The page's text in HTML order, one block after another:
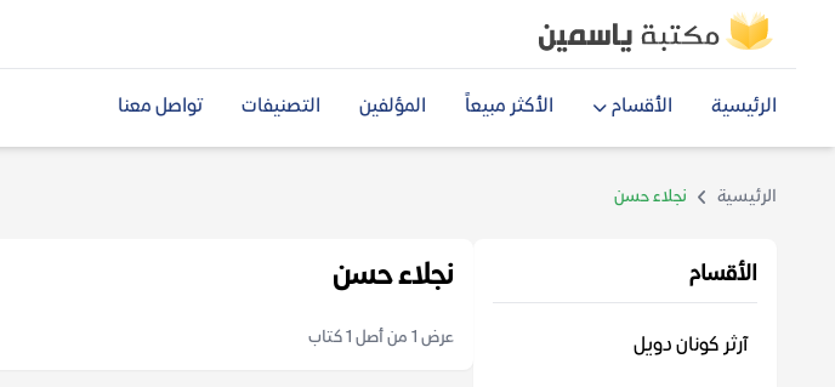
الرئيسية الأقسام الأكثر مبيعاً المؤلفين التصنيفات تواصل معنا
الرئيسية نجلاء حسن
الأقسام
آرثر كونان دويل
نجلاء حسن
عرض 1 من أصل 1 كتاب